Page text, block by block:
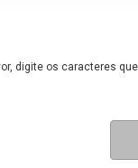
digite os caracteres